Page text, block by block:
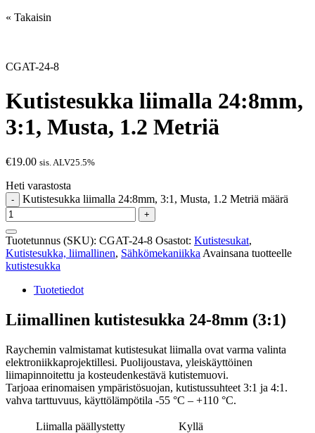
« Takaisin
CGAT-24-8
Kutistesukka liimalla 24:8mm,
3:1, Musta, 1.2 Metriä
€19.00 sis. ALV25.5%
Heti varastosta
- Kutistesukka liimalla 24:8mm, 3:1, Musta, 1.2 Metriä määrä
+
Tuotetunnus (SKU): CGAT-24-8 Osastot: Kutistesukat,
Kutistesukka, liimallinen, Sähkömekaniikka Avainsana tuotteelle
kutistesukka
Tuotetiedot
Liimallinen kutistesukka 24-8mm (3:1)
Raychemin valmistamat kutistesukat liimalla ovat varma valinta
elektroniikkaprojektillesi. Puolijoustava, yleiskäyttöinen
liimapinnoitettu ja kosteudenkestävä kutistemuovi.
Tarjoaa erinomaisen ympäristösuojan, kutistussuhteet 3:1 ja 4:1.
vahva tarttuvuus, käyttölämpötila -55 °C – +110 °C.
Liimalla päällystetty
Kyllä